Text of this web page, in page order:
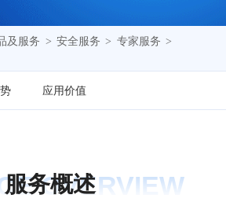
及服务 > 安全服务 > 专家服务 >
应用价值
OVERVIEW
服务概述